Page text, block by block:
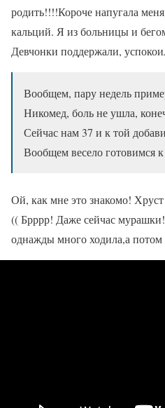
родить!!!!Короче напугала
кальций. Я из больницы и
Девчонки поддержали,
Вообщем, пару недель
Никомед, боль не ушла,
Сейчас нам 37 и к той
Вообщем весело готовимся
Ой, как мне это знакомо!
(( Брррр! Даже сейчас
однажды много ходила,а потом